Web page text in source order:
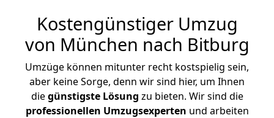
Kostengünstiger Umzug
von München nach Bitburg
Umzüge können mitunter recht kostspielig sein,
aber keine Sorge, denn wir sind hier, um Ihnen
diegünstigste Lösung zu bieten. Wir sind die
professionellen Umzugsexperten und arbeiten